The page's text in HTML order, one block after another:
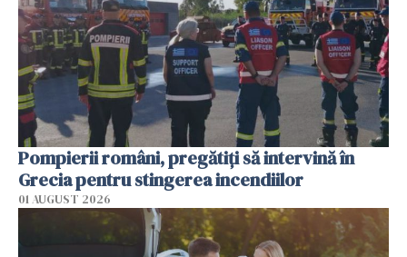
Pompierii români, pregătiţi să intervină în
Grecia pentru stingerea incendiilor
01 AUGUST 2026